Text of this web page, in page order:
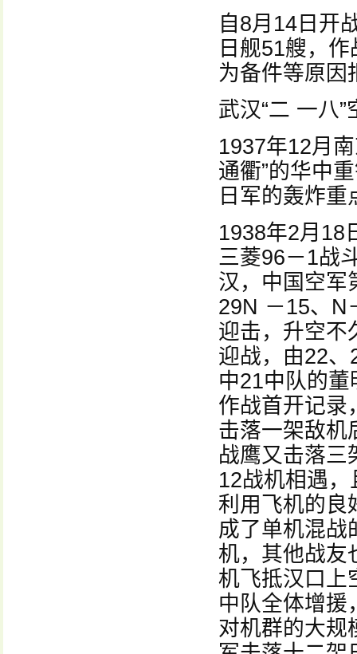
自8月14日开
日舰51艘，
为备件等原因
武汉“二 一八”
1937年12月
通衢”的华中
日军的轰炸重
1938年2月18
三菱96－1战
汉，中国空军
29N －15、N
迎击，升空不
迎战，由22
中21中队的
作战首开记录
击落一架敌机
战鹰又击落三
12战机相遇
利用飞机的良
成了单机混战
机，其他战友
机飞抵汉口上
中队全体增援
对机群的大规